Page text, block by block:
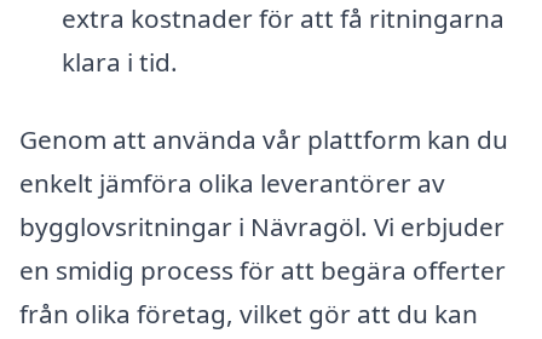
extra kostnader för att få ritningarna
klara i tid.
Genom att använda vår plattform kan du
enkelt jämföra olika leverantörer av
bygglovsritningar i Nävragöl. Vi erbjuder
en smidig process för att begära offerter
från olika företag, vilket gör att du kan